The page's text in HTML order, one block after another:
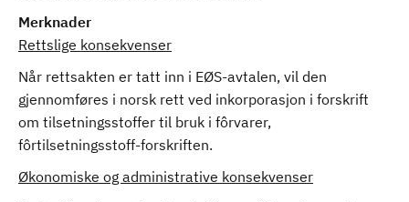
Merknader
Rettslige konsekvenser
Når rettsakten er tatt inn i EØS-avtalen, vil den
gjennomføres i norsk rett ved inkorporasjon i forskrift
om tilsetningsstoffer til bruk i fôrvarer,
fôrtilsetningsstoff-forskriften.
Økonomiske og administrative konsekvenser